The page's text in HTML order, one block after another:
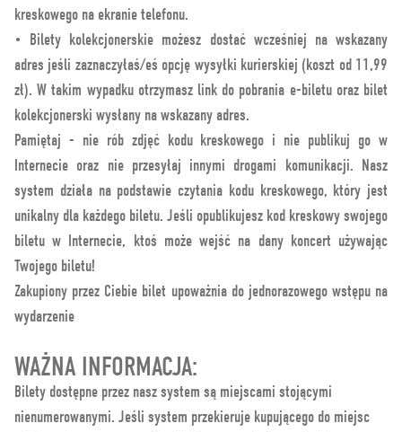
kreskowego na ekranie telefonu.
• Bilety kolekcjonerskie możesz dostać wcześniej na wskazany
adres jeśli zaznaczyłaś/eś opcję wysyłki kurierskiej (koszt od 11,99
zł). W takim wypadku otrzymasz link do pobrania e-biletu oraz bilet
kolekcjonerski wysłany na wskazany adres.
Pamiętaj - nie rób zdjęć kodu kreskowego i nie publikuj go w
Internecie oraz nie przesyłaj innymi drogami komunikacji. Nasz
system działa na podstawie czytania kodu kreskowego, który jest
unikalny dla każdego biletu. Jeśli opublikujesz kod kreskowy swojego
biletu w Internecie, ktoś może wejść na dany koncert używając
Twojego biletu!
Zakupiony przez Ciebie bilet upoważnia do jednorazowego wstępu na
wydarzenie
WAŻNA INFORMACJA:
Bilety dostępne przez nasz system są miejscami stojącymi
nienumerowanymi. Jeśli system przekieruje kupującego do miejsc